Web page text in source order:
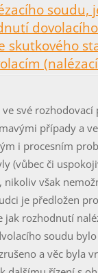
soudu,
skutkového
ve své
případy a
i procesním
(vůbec či
nikoliv však
je předložen
jak rozhodnutí
soudu
a věc byla